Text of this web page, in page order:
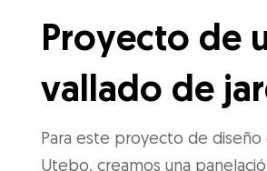
Proyecto de
vallado de
Para este proyecto de diseño
Utebo, creamos una